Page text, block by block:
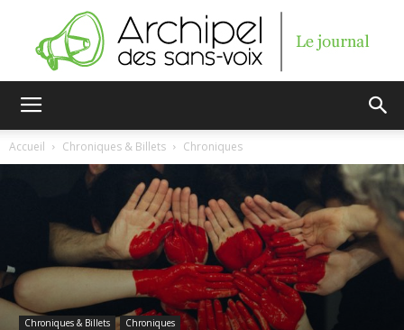
sans-
Accueil Chroniques & Billets Chroniques
Chroniques & Billets Chroniques